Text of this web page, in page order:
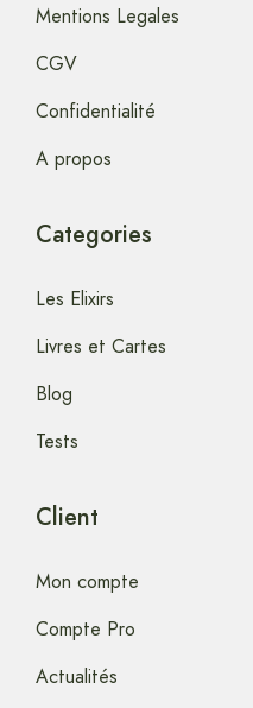
Mentions Legales
CGV
Confidentialité
A propos
Categories
Les Elixirs
Livres et Cartes
Blog
Tests
Client
Mon compte
Compte Pro
Actualités